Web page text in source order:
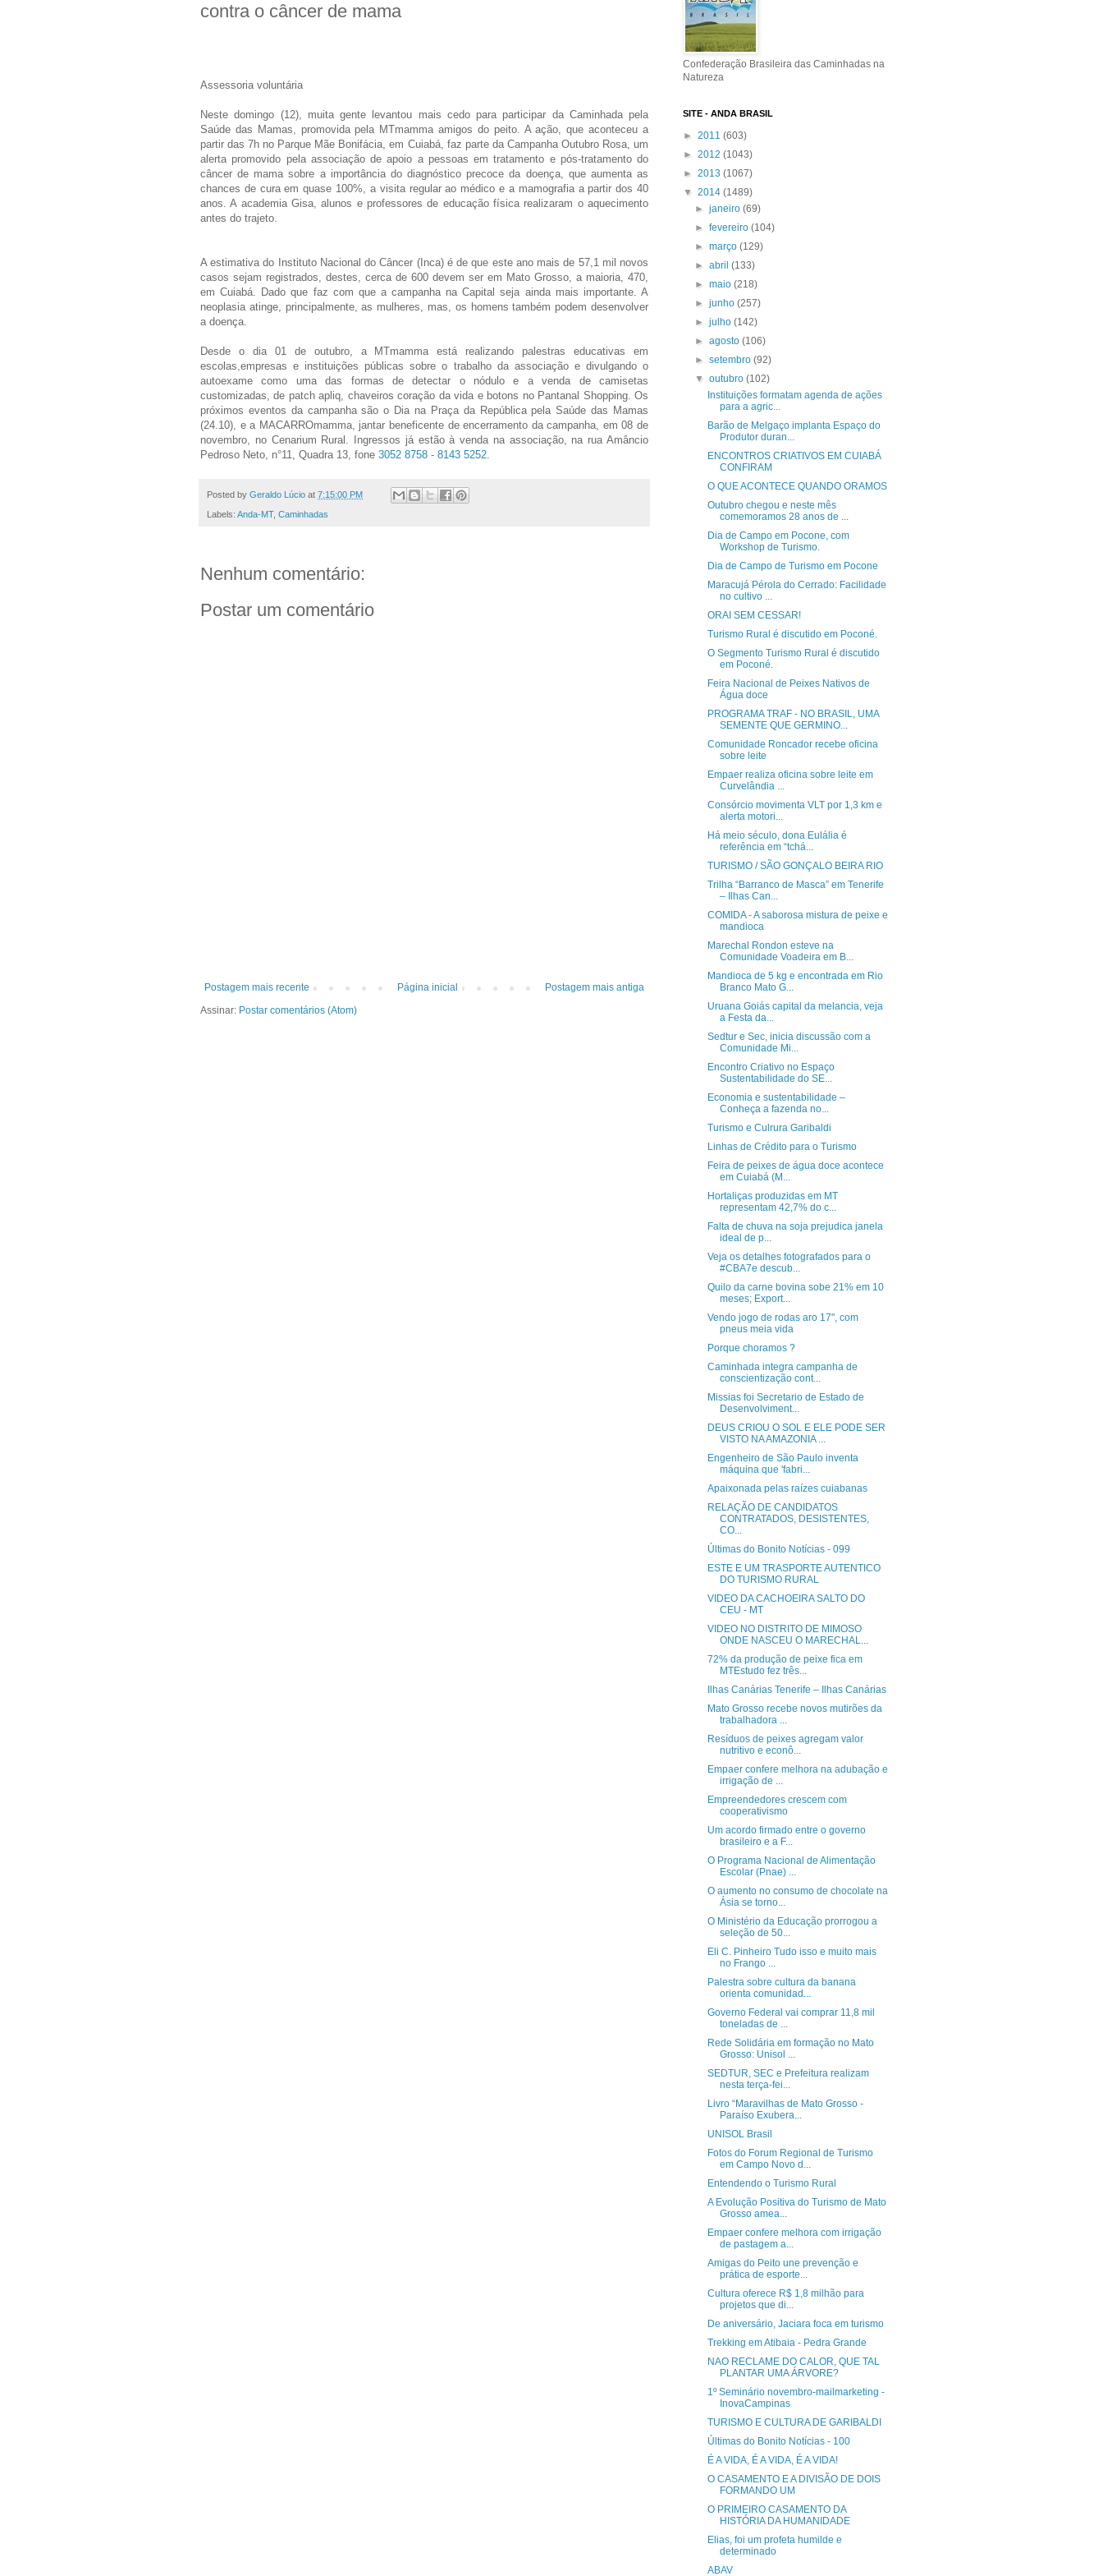
contra o câncer de mama
Assessoria voluntária
Neste domingo (12), muita gente levantou mais cedo para participar da Caminhada pela
Saúde das Mamas, promovida pela MTmamma amigos do peito. A ação, que aconteceu a
partir das 7h no Parque Mãe Bonifácia, em Cuiabá, faz parte da Campanha Outubro Rosa, um
alerta promovido pela associação de apoio a pessoas em tratamento e pós-tratamento do
câncer de mama sobre a importância do diagnóstico precoce da doença, que aumenta as
chances de cura em quase 100%, a visita regular ao médico e a mamografia a partir dos 40
anos. A academia Gisa, alunos e professores de educação física realizaram o aquecimento
antes do trajeto.
A estimativa do Instituto Nacional do Câncer (Inca) é de que este ano mais de 57,1 mil novos
casos sejam registrados, destes, cerca de 600 devem ser em Mato Grosso, a maioria, 470,
em Cuiabá. Dado que faz com que a campanha na Capital seja ainda mais importante. A
neoplasia atinge, principalmente, as mulheres, mas, os homens também podem desenvolver
a doença.
Desde o dia 01 de outubro, a MTmamma está realizando palestras educativas em
escolas,empresas e instituições públicas sobre o trabalho da associação e divulgando o
autoexame como uma das formas de detectar o nódulo e a venda de camisetas
customizadas, de patch apliq, chaveiros coração da vida e botons no Pantanal Shopping. Os
próximos eventos da campanha são o Dia na Praça da República pela Saúde das Mamas
(24.10), e a MACARROmamma, jantar beneficente de encerramento da campanha, em 08 de
novembro, no Cenarium Rural. Ingressos já estão à venda na associação, na rua Amâncio
Pedroso Neto, n°11, Quadra 13, fone 3052 8758 - 8143 5252.
Posted by Geraldo Lúcio at 7:15:00 PM
Labels: Anda-MT, Caminhadas
Nenhum comentário:
Postar um comentário
Postagem mais recente Postagem mais antiga
Página inicial
Assinar: Postar comentários (Atom)
Confederação Brasileira das Caminhadas na
Natureza
SITE - ANDA BRASIL
► 2011 (603)
► 2012 (1043)
► 2013 (1067)
▼ 2014 (1489)
►janeiro(69)
►fevereiro(104)
►março(129)
►abril(133)
►maio(218)
►junho(257)
►julho(142)
►agosto(106)
►setembro(92)
▼outubro(102)
Instituições formatam agenda de ações
para a agric...
Barão de Melgaço implanta Espaço do
Produtor duran...
ENCONTROS CRIATIVOS EM CUIABÁ
CONFIRAM
O QUE ACONTECE QUANDO ORAMOS
Outubro chegou e neste mês
comemoramos 28 anos de ...
Dia de Campo em Pocone, com
Workshop de Turismo.
Dia de Campo de Turismo em Pocone
Maracujá Pérola do Cerrado: Facilidade
no cultivo ...
ORAI SEM CESSAR!
Turismo Rural é discutido em Poconé.
O Segmento Turismo Rural é discutido
em Poconé.
Feira Nacional de Peixes Nativos de
Água doce
PROGRAMA TRAF - NO BRASIL, UMA
SEMENTE QUE GERMINO...
Comunidade Roncador recebe oficina
sobre leite
Empaer realiza oficina sobre leite em
Curvelândia ...
Consórcio movimenta VLT por 1,3 km e
alerta motori...
Há meio século, dona Eulália é
referência em “tchá...
TURISMO / SÃO GONÇALO BEIRA RIO
Trilha “Barranco de Masca” em Tenerife
– Ilhas Can...
COMIDA - A saborosa mistura de peixe e
mandioca
Marechal Rondon esteve na
Comunidade Voadeira em B...
Mandioca de 5 kg e encontrada em Rio
Branco Mato G...
Uruana Goiás capital da melancia, veja
a Festa da...
Sedtur e Sec, inicia discussão com a
Comunidade Mi...
Encontro Criativo no Espaço
Sustentabilidade do SE...
Economia e sustentabilidade –
Conheça a fazenda no...
Turismo e Culrura Garibaldi
Linhas de Crédito para o Turismo
Feira de peixes de água doce acontece
em Cuiabá (M...
Hortaliças produzidas em MT
representam 42,7% do c...
Falta de chuva na soja prejudica janela
ideal de p...
Veja os detalhes fotografados para o
#CBA7e descub...
Quilo da carne bovina sobe 21% em 10
meses; Export...
Vendo jogo de rodas aro 17", com
pneus meia vida
Porque choramos ?
Caminhada integra campanha de
conscientização cont...
Missias foi Secretario de Estado de
Desenvolviment...
DEUS CRIOU O SOL E ELE PODE SER
VISTO NA AMAZONIA ...
Engenheiro de São Paulo inventa
máquina que 'fabri...
Apaixonada pelas raízes cuiabanas
RELAÇÃO DE CANDIDATOS
CONTRATADOS, DESISTENTES,
CO...
Últimas do Bonito Notícias - 099
ESTE E UM TRASPORTE AUTENTICO
DO TURISMO RURAL
VIDEO DA CACHOEIRA SALTO DO
CEU - MT
VIDEO NO DISTRITO DE MIMOSO
ONDE NASCEU O MARECHAL...
72% da produção de peixe fica em
MTEstudo fez três...
Ilhas Canárias Tenerife – Ilhas Canárias
Mato Grosso recebe novos mutirões da
trabalhadora ...
Resíduos de peixes agregam valor
nutritivo e econô...
Empaer confere melhora na adubação e
irrigação de ...
Empreendedores crescem com
cooperativismo
Um acordo firmado entre o governo
brasileiro e a F...
O Programa Nacional de Alimentação
Escolar (Pnae) ...
O aumento no consumo de chocolate na
Ásia se torno...
O Ministério da Educação prorrogou a
seleção de 50...
Eli C. Pinheiro Tudo isso e muito mais
no Frango ...
Palestra sobre cultura da banana
orienta comunidad...
Governo Federal vai comprar 11,8 mil
toneladas de ...
Rede Solidária em formação no Mato
Grosso: Unisol ...
SEDTUR, SEC e Prefeitura realizam
nesta terça-fei...
Livro “Maravilhas de Mato Grosso -
Paraíso Exubera...
UNISOL Brasil
Fotos do Forum Regional de Turismo
em Campo Novo d...
Entendendo o Turismo Rural
A Evolução Positiva do Turismo de Mato
Grosso amea...
Empaer confere melhora com irrigação
de pastagem a...
Amigas do Peito une prevenção e
prática de esporte...
Cultura oferece R$ 1,8 milhão para
projetos que di...
De aniversário, Jaciara foca em turismo
Trekking em Atibaia - Pedra Grande
NAO RECLAME DO CALOR, QUE TAL
PLANTAR UMA ÁRVORE?
1º Seminário novembro-mailmarketing -
InovaCampinas
TURISMO E CULTURA DE GARIBALDI
Últimas do Bonito Notícias - 100
É A VIDA, É A VIDA, É A VIDA!
O CASAMENTO E A DIVISÃO DE DOIS
FORMANDO UM
O PRIMEIRO CASAMENTO DA
HISTÓRIA DA HUMANIDADE
Elias, foi um profeta humilde e
determinado
ABAV